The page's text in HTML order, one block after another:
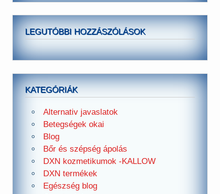
LEGUTÓBBI HOZZÁSZÓLÁSOK
KATEGÓRIÁK
Alternativ javaslatok
Betegségek okai
Blog
Bőr és szépség ápolás
DXN kozmetikumok -KALLOW
DXN termékek
Egészség blog